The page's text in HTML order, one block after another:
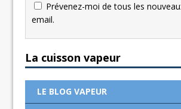
Prévenez-moi de tous les
email.
La cuisson vapeur
LE BLOG VAPEUR